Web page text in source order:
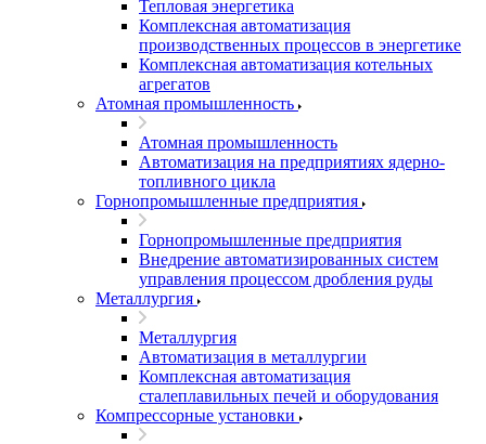
Тепловая энергетика
Комплексная автоматизация
производственных процессов в энергетике
Комплексная автоматизация котельных
агрегатов
Атомная промышленность
Атомная промышленность
Автоматизация на предприятиях ядерно-
топливного цикла
Горнопромышленные предприятия
Горнопромышленные предприятия
Внедрение автоматизированных систем
управления процессом дробления руды
Металлургия
Металлургия
Автоматизация в металлургии
Комплексная автоматизация
сталеплавильных печей и оборудования
Компрессорные установки